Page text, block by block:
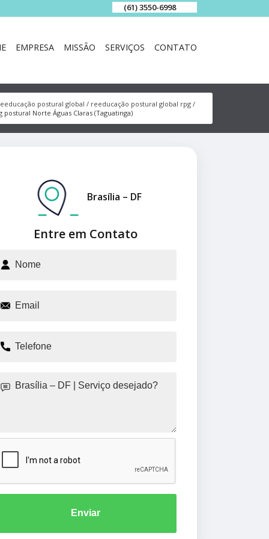
(61) 3550-6998
EMPRESA MISSÃO SERVIÇOS CONTATO
postural global
reeducação postural global rpg
postural Norte Águas Claras (Taguatinga)
Entre em Contato
Brasília – DF
Enviar